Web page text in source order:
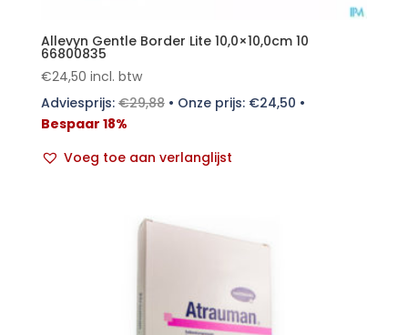
Allevyn Gentle Border Lite 10,0×10,0cm 10
66800835
€24,50 incl. btw
Adviesprijs:€29,88• Onze prijs: €24,50 •
Bespaar 18%
Voeg toe aan verlanglijst